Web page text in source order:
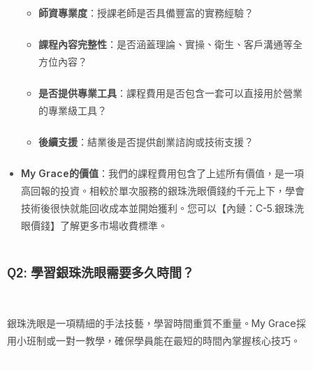
師資專業度 ：授課老師是否具備豐富的實務經驗？
課程內容完整性 ：是否涵蓋理論、實操、衛生、客戶溝通等全
方位內容？
是否提供專業工具 ：課程費用是否包含一套可以直接用於營業
的專業級工具？
後續支援 ：結業後是否提供創業諮詢或技術支援？
My Grace的價值 ：我們的課程費用包含了上述所有價值，是一項
高回報的投資。相較於單次服務的銀珠洗眼價錢約千元上下，學會
技術後很快就能回收成本並開始獲利。您可以【內鏈：C-5.銀珠洗
眼價錢】了解更多市場收費標準。
Q2: 學習銀珠洗眼需要多久時間？
銀珠洗眼是一項精細的手法技藝，學習時間重質不重量。My Grace採
用小班制或一對一教學，確保學員能在最短的時間內掌握核心技巧。